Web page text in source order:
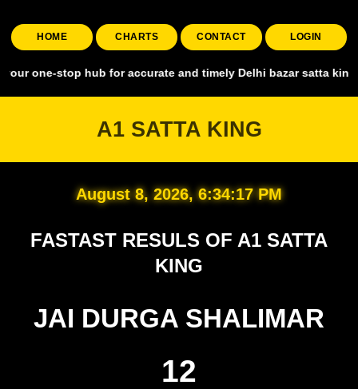
HOME CHARTS CONTACT LOGIN
hub for accurate and timely Delhi bazar satta king,
A1 SATTA KING
August 8, 2026, 6:34:18 PM
FASTAST RESULS OF A1 SATTA
KING
JAI DURGA SHALIMAR
12